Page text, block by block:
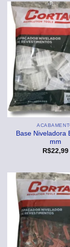
Base Niveladora
mm
R$22,99